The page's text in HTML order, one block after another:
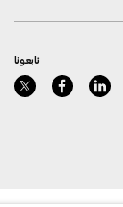
تابعونا